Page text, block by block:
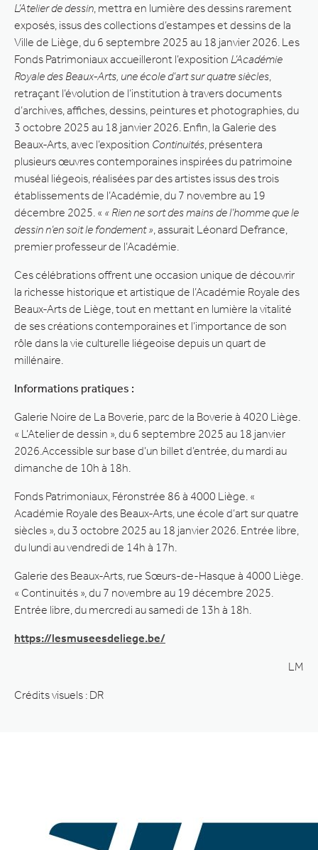
L’Atelier de dessin , mettra en lumière des dessins rarement
exposés, issus des collections d’estampes et dessins de la
Ville de Liège, du 6 septembre 2025 au 18 janvier 2026. Les
Fonds Patrimoniaux accueilleront l’exposition L’Académie
Royale des Beaux-Arts, une école d’art sur quatre siècles
retraçant l’évolution de l’institution à travers documents
d’archives, affiches, dessins, peintures et photographies, du
3 octobre 2025 au 18 janvier 2026. Enfin, la Galerie des
Beaux-Arts, avec l’exposition Continuités , présentera
plusieurs œuvres contemporaines inspirées du patrimoine
muséal liégeois, réalisées par des artistes issus des trois
établissements de l’Académie, du 7 novembre au 19
décembre 2025. « « Rien ne sort des mains de l’homme que le
dessin n’en soit le fondement » , assurait Léonard Defrance,
premier professeur de l’Académie.
Ces célébrations offrent une occasion unique de découvrir
la richesse historique et artistique de l’Académie Royale des
Beaux-Arts de Liège, tout en mettant en lumière la vitalité
de ses créations contemporaines et l’importance de son
rôle dans la vie culturelle liégeoise depuis un quart de
millénaire.
Informations pratiques :
Galerie Noire de La Boverie, parc de la Boverie à 4020 Liège.
« L’Atelier de dessin », du 6 septembre 2025 au 18 janvier
2026.Accessible sur base d’un billet d’entrée, du mardi au
dimanche de 10h à 18h.
Fonds Patrimoniaux, Féronstrée 86 à 4000 Liège. «
Académie Royale des Beaux-Arts, une école d’art sur quatre
siècles », du 3 octobre 2025 au 18 janvier 2026. Entrée libre,
du lundi au vendredi de 14h à 17h.
Galerie des Beaux-Arts, rue Sœurs-de-Hasque à 4000 Liège.
« Continuités », du 7 novembre au 19 décembre 2025.
Entrée libre, du mercredi au samedi de 13h à 18h.
https://lesmuseesdeliege.be/
LM
Crédits visuels : DR